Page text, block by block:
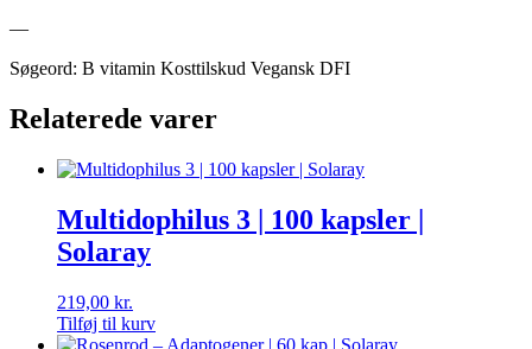
—
Søgeord: B vitamin Kosttilskud Vegansk DFI
Relaterede varer
Multidophilus 3 | 100 kapsler |
Solaray
219,00 kr.
Tilføj til kurv